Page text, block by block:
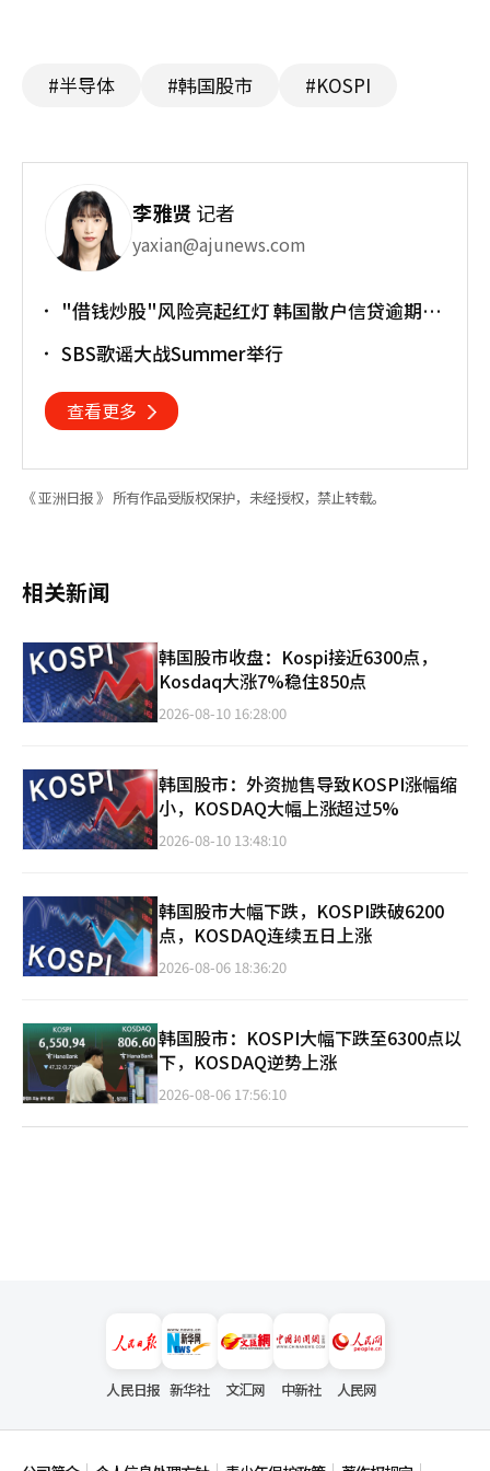
#半导体 #韩国股市 #KOSPI
李雅贤记者
yaxian@ajunews.com
"借钱炒股"风险亮起红灯 韩国散户信贷逾期率
SBS歌谣大战Summer举行
查看更多
《 亚洲日报 》 所有作品受版权保护，未经授权，禁止转载。
相关新闻
韩国股市收盘：Kospi接近6300点，
Kosdaq大涨7%稳住850点
2026-08-10 16:28:00
韩国股市：外资抛售导致KOSPI涨幅缩
小，KOSDAQ大幅上涨超过5%
2026-08-10 13:48:10
韩国股市大幅下跌，KOSPI跌破6200
点，KOSDAQ连续五日上涨
2026-08-06 18:36:20
韩国股市：KOSPI大幅下跌至6300点以
下，KOSDAQ逆势上涨
2026-08-06 17:56:10
人民日报 新华社 文汇网 中新社 人民网